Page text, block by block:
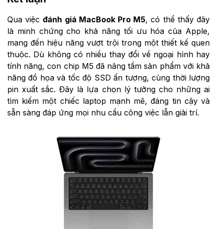
Qua việc đánh giá MacBook Pro M5, có thể thấy đây
là minh chứng cho khả năng tối ưu hóa của Apple,
mang đến hiệu năng vượt trội trong một thiết kế quen
thuộc. Dù không có nhiều thay đổi về ngoại hình hay
tính năng, con chip M5 đã nâng tầm sản phẩm với khả
năng đồ họa và tốc độ SSD ấn tượng, cùng thời lượng
pin xuất sắc. Đây là lựa chọn lý tưởng cho những ai
tìm kiếm một chiếc laptop mạnh mẽ, đáng tin cậy và
sẵn sàng đáp ứng mọi nhu cầu công việc lẫn giải trí.